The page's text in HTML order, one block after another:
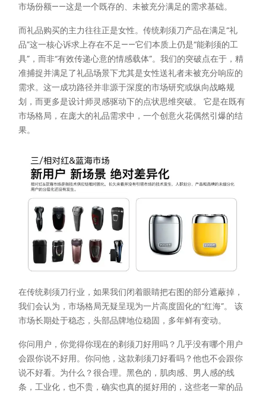
市场份额——这是一个既存的、未被充分满足的需求基础。
而礼品购买的主力往往正是女性。传统剃须刀产品在满足“礼
品”这一核心诉求上存在不足——它们本质上仍是“能剃须的工
具”，而非“有效传递心意的情感载体”。我们的突破点在于，精
准捕捉并满足了礼品场景下尤其是女性送礼者未被充分响应的
需求。这一成功路径并非源于深度的市场研究或纵向战略规
划，而更多是设计师灵感驱动下的点状思维突破。 它是在既有
市场格局，在庞大的礼品需求中，一个创意火花偶然引爆的结
果。
在传统剃须刀行业，如果我们闭着眼睛把右图的部分遮蔽掉，
我们会认为，市场格局无疑呈现为一片高度固化的“红海”。 该
市场长期处于稳态，头部品牌地位稳固，多年鲜有变动。
你问用户，你觉得你现在的剃须刀好用吗？几乎没有哪个用户
会跟你说不好用。你问他，这款剃须刀好看吗？他也不会跟你
说不好看。为什么？很合理。黑色的，肌肉感、男人感的线
条，工业化，也不贵，确实也真的挺好用的，这些老一辈的品